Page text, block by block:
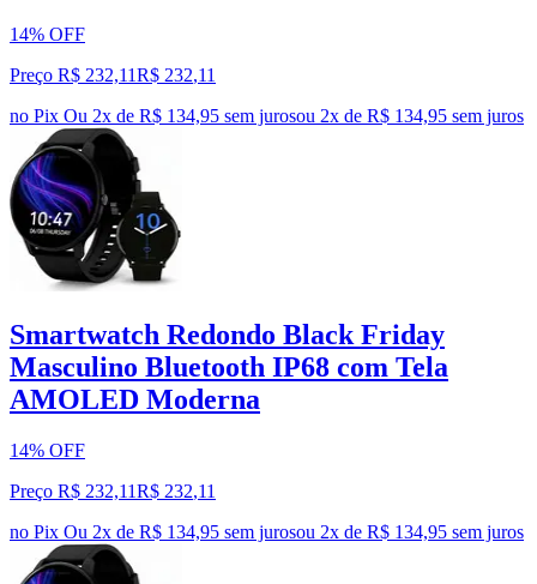
14% OFF
Preço R$ 232,11R$ 232,11
no Pix Ou 2x de R$ 134,95 sem jurosou 2x de R$ 134,95 sem juros
Smartwatch Redondo Black Friday
Masculino Bluetooth IP68 com Tela
AMOLED Moderna
14% OFF
Preço R$ 232,11R$ 232,11
no Pix Ou 2x de R$ 134,95 sem jurosou 2x de R$ 134,95 sem juros